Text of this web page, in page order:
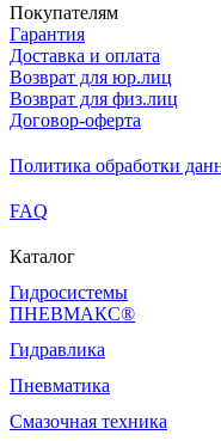
Покупателям
Гарантия
Доставка и оплата
Возврат для юр.лиц
Возврат для физ.лиц
Договор-оферта
Политика обработки
FAQ
Каталог
Гидросистемы
ПНЕВМАКС®
Гидравлика
Пневматика
Смазочная техника